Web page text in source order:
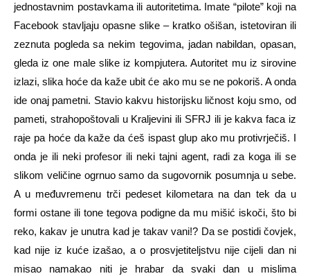
jednostavnim postavkama ili autoritetima. Imate “pilote” koji na
Facebook stavljaju opasne slike – kratko ošišan, istetoviran ili
zeznuta pogleda sa nekim tegovima, jadan nabildan, opasan,
gleda iz one male slike iz kompjutera. Autoritet mu iz sirovine
izlazi, slika hoće da kaže ubit će ako mu se ne pokoriš. A onda
ide onaj pametni. Stavio kakvu historijsku ličnost koju smo, od
pameti, strahopoštovali u Kraljevini ili SFRJ ili je kakva faca iz
raje pa hoće da kaže da ćeš ispast glup ako mu protivrječiš. I
onda je ili neki profesor ili neki tajni agent, radi za koga ili se
slikom veličine ogrnuo samo da sugovornik posumnja u sebe.
A u međuvremenu trči pedeset kilometara na dan tek da u
formi ostane ili tone tegova podigne da mu mišić iskoči, što bi
reko, kakav je unutra kad je takav vani!? Da se postidi čovjek,
kad nije iz kuće izašao, a o prosvjetiteljstvu nije cijeli dan ni
misao namakao niti je hrabar da svaki dan u mislima